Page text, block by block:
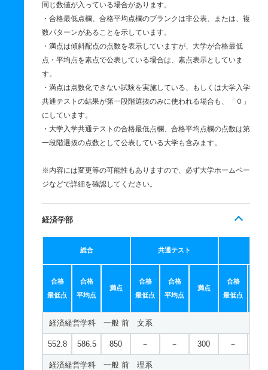
同じ数値が入っている場合があります。
・合格最低点欄、合格平均点欄のブランクは非公表、または、複
数パターンがあることを示しています。
・満点は傾斜配点の点数を表示していますが、大学が合格最低
点・平均点を素点で公表している場合は、素点表示としていま
す。
・満点は点数化できない試験を実施している、もしくは大学入学
共通テストの結果が第一段階選抜のみに使われる場合も、「０」
にしています。
・大学入学共通テストの合格最低点欄、合格平均点欄の点数は第
一段階選抜の点数として公表している大学も含みます。
※内容には変更等の可能性もありますので、必ず大学ホームペー
ジなどで詳細を確認してください。
経済学部
総合 共通テスト
合格
最低点
合格
平均点
満点
合格
最低点
合格
平均点
満点
合格
最低点
経済経営学科 一般 前 文系
552.8 586.5 850 － － 300 －
経済経営学科 一般 前 理系